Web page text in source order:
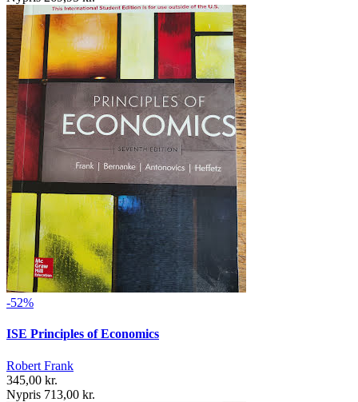
-52%
ISE Principles of Economics
Robert Frank
345,00 kr.
Nypris 713,00 kr.